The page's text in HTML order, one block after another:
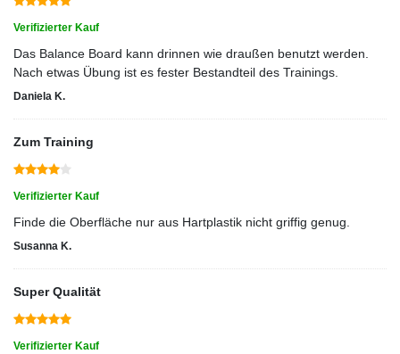
Verifizierter Kauf
Das Balance Board kann drinnen wie draußen benutzt werden.
Nach etwas Übung ist es fester Bestandteil des Trainings.
Daniela K.
Zum Training
Verifizierter Kauf
Finde die Oberfläche nur aus Hartplastik nicht griffig genug.
Susanna K.
Super Qualität
Verifizierter Kauf